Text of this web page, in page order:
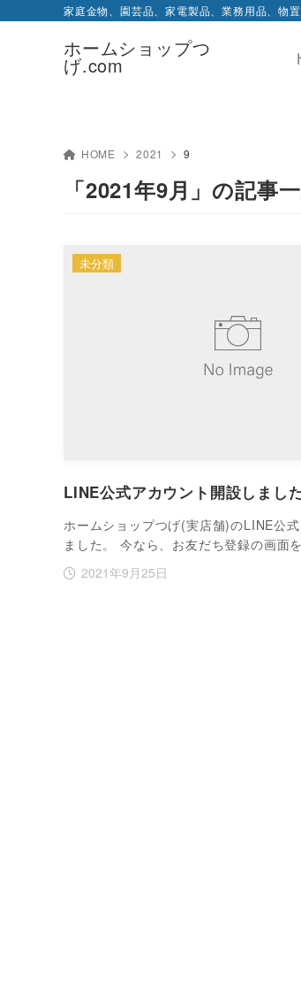
ホームショップつ
げ.com
家庭金物、園芸品、家電製品、業務用品、物
HOME 2021 9
「2021年9月」の記事
LINE公式アカウント開設しまし
ホームショップつげ(実店舗)のLINE公
ました。 今なら、お友だち登録の画面
2021年9月25日
未分類